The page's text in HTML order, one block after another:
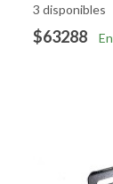
3 disponibles
$63288